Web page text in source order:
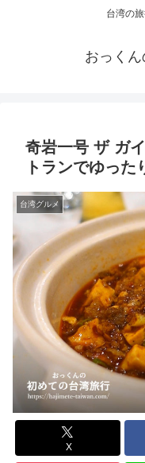
台湾の
おっく
奇岩一号 ザ ガ
トランでゆっ
台湾グルメ
X